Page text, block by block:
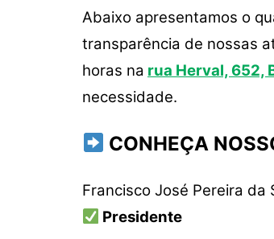
Abaixo apresentamos o
transparência de nossas
horas na rua Herval, 652,
necessidade.
CONHEÇA
Francisco José Pereira da
Presidente